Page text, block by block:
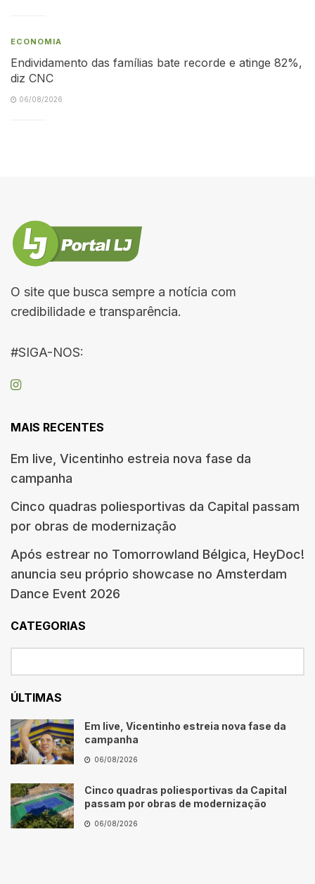
ECONOMIA
Endividamento das famílias bate recorde e atinge 82%,
diz CNC
06/08/2026
O site que busca sempre a notícia com
credibilidade e transparência.
#SIGA-NOS:
MAIS RECENTES
Em live, Vicentinho estreia nova fase da
campanha
Cinco quadras poliesportivas da Capital passam
por obras de modernização
Após estrear no Tomorrowland Bélgica, HeyDoc!
anuncia seu próprio showcase no Amsterdam
Dance Event 2026
CATEGORIAS
ÚLTIMAS
Em live, Vicentinho estreia nova fase da
campanha
06/08/2026
Cinco quadras poliesportivas da Capital
passam por obras de modernização
06/08/2026